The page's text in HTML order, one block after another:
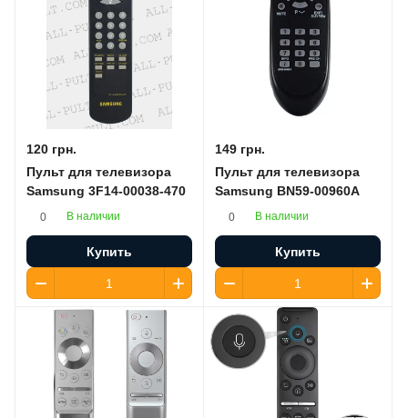
120 грн.
Пульт для телевизора
Samsung 3F14-00038-470
0 В наличии
Купить
149 грн.
Пульт для телевизора
Samsung BN59-00960A
0 В наличии
Купить